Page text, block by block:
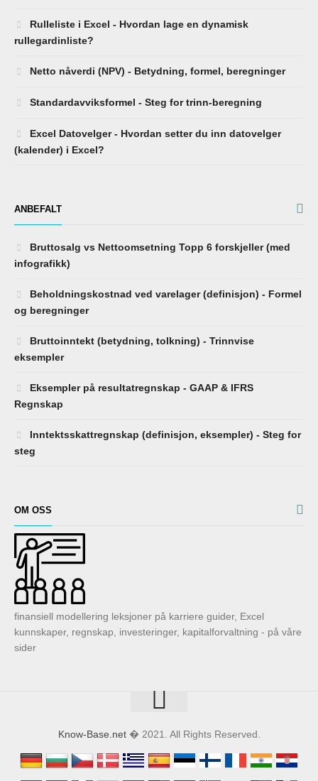
Rulleliste i Excel - Hvordan lage en dynamisk
rullegardinliste?
Netto nåverdi (NPV) - Betydning, formel, beregninger
Standardavviksformel - Steg for trinn-beregning
Excel Datovelger - Hvordan setter du inn datovelger
(kalender) i Excel?
ANBEFALT
Bruttosalg vs Nettoomsetning Topp 6 forskjeller (med
infografikk)
Beholdningskostnad ved varelager (definisjon) - Formel
og beregninger
Bruttoinntekt (betydning, tolkning) - Trinnvise
eksempler
Eksempler på resultatregnskap - GAAP & IFRS
Regnskap
Inntektsskattregnskap (definisjon, eksempler) - Steg for
steg
OM OSS
finansiell modellering leksjoner på karriere guider, Excel
kunnskaper, regnskap, investeringer, kapitalforvaltning - på våre
sider
Know-Base.net� 2021. All Rights Reserved.